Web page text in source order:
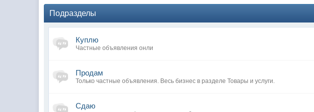
Подразделы
Куплю
Частные объявления онли
Продам
Только частные объявления. Весь бизнес в разделе Товары и услуги.
Сдаю